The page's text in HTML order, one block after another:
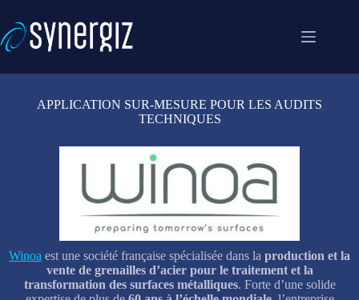
contenu
APPLICATION SUR-MESURE POUR LES AUDITS
TECHNIQUES
Winoa est une société française spécialisée dans la production et la
vente de grenailles d’acier pour le traitement et la
transformation des surfaces métalliques. Forte d’une solide